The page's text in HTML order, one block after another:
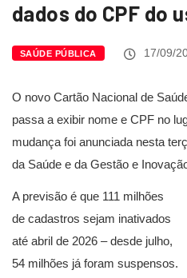
dados do CPF do
SAÚDE PÚBLICA 17/09/
O novo Cartão Nacional de
passa a exibir nome e CPF no
mudança foi anunciada nesta
da Saúde e da Gestão e
A previsão é que 111 milhões
de cadastros sejam inativados
até abril de 2026 – desde julho,
54 milhões já foram suspensos.